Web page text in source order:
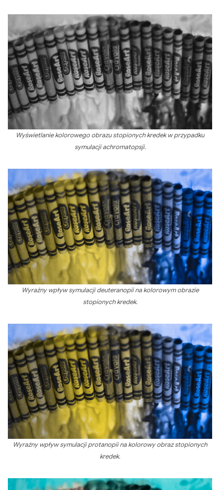
Wyświetlanie kolorowego obrazu stopionych kredek w przypadku
symulacji achromatopsji.
Wyraźny wpływ symulacji deuteranopii na kolorowym obrazie
stopionych kredek.
Wyraźny wpływ symulacji protanopii na kolorowy obraz stopionych
kredek.